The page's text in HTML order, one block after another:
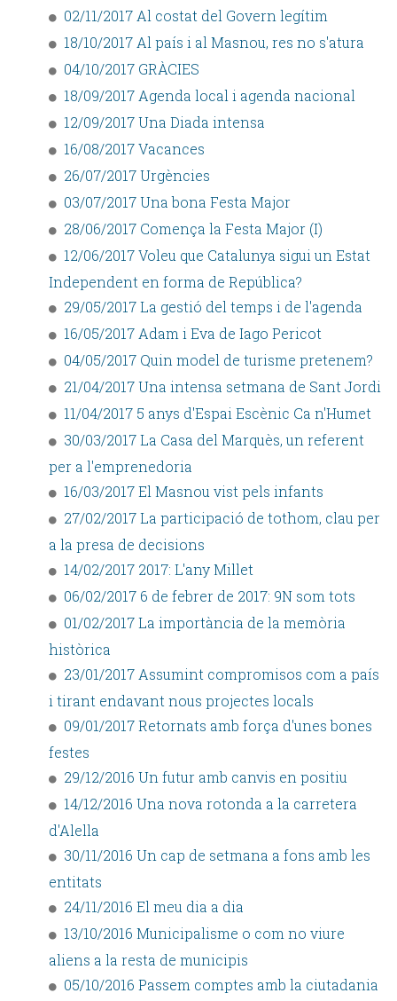
02/11/2017 Al costat del Govern legítim
18/10/2017 Al país i al Masnou, res no s'atura
04/10/2017 GRÀCIES
18/09/2017 Agenda local i agenda nacional
12/09/2017 Una Diada intensa
16/08/2017 Vacances
26/07/2017 Urgències
03/07/2017 Una bona Festa Major
28/06/2017 Comença la Festa Major (I)
12/06/2017 Voleu que Catalunya sigui un Estat
Independent en forma de República?
29/05/2017 La gestió del temps i de l'agenda
16/05/2017 Adam i Eva de Iago Pericot
04/05/2017 Quin model de turisme pretenem?
21/04/2017 Una intensa setmana de Sant Jordi
11/04/2017 5 anys d'Espai Escènic Ca n'Humet
30/03/2017 La Casa del Marquès, un referent
per a l'emprenedoria
16/03/2017 El Masnou vist pels infants
27/02/2017 La participació de tothom, clau per
a la presa de decisions
14/02/2017 2017: L'any Millet
06/02/2017 6 de febrer de 2017: 9N som tots
01/02/2017 La importància de la memòria
històrica
23/01/2017 Assumint compromisos com a país
i tirant endavant nous projectes locals
09/01/2017 Retornats amb força d'unes bones
festes
29/12/2016 Un futur amb canvis en positiu
14/12/2016 Una nova rotonda a la carretera
d'Alella
30/11/2016 Un cap de setmana a fons amb les
entitats
24/11/2016 El meu dia a dia
13/10/2016 Municipalisme o com no viure
aliens a la resta de municipis
05/10/2016 Passem comptes amb la ciutadania